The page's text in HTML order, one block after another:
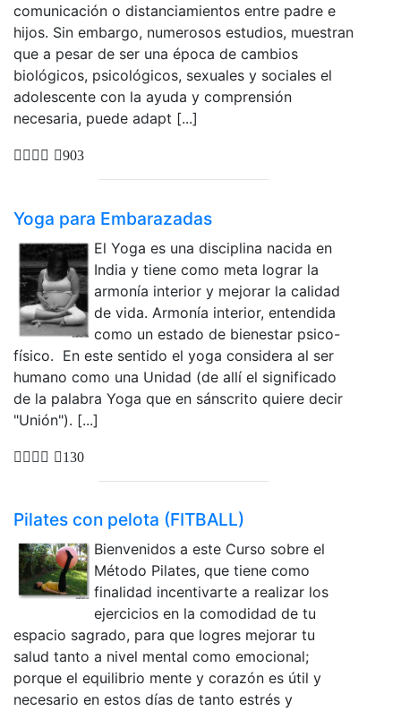
comunicación o distanciamientos entre padre e
hijos. Sin embargo, numerosos estudios, muestran
que a pesar de ser una época de cambios
biológicos, psicológicos, sexuales y sociales el
adolescente con la ayuda y comprensión
necesaria, puede adapt [...]
903
Yoga para Embarazadas
El Yoga es una disciplina nacida en
India y tiene como meta lograr la
armonía interior y mejorar la calidad
de vida. Armonía interior, entendida
como un estado de bienestar psico-
físico. En este sentido el yoga considera al ser
humano como una Unidad (de allí el significado
de la palabra Yoga que en sánscrito quiere decir
"Unión"). [...]
130
Pilates con pelota (FITBALL)
Bienvenidos a este Curso sobre el
Método Pilates, que tiene como
finalidad incentivarte a realizar los
ejercicios en la comodidad de tu
espacio sagrado, para que logres mejorar tu
salud tanto a nivel mental como emocional;
porque el equilibrio mente y corazón es útil y
necesario en estos días de tanto estrés y